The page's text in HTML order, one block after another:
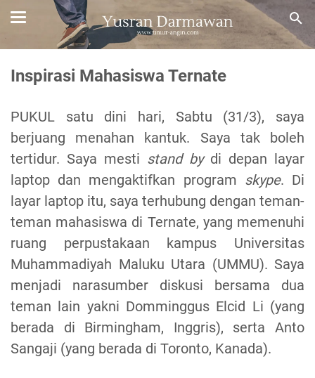
Inspirasi Mahasiswa Ternate
PUKUL satu dini hari, Sabtu (31/3), saya
berjuang menahan kantuk. Saya tak boleh
tertidur. Saya mesti stand bydi depan layar
laptop dan mengaktifkan program skype. Di
layar laptop itu, saya terhubung dengan teman-
teman mahasiswa di Ternate, yang memenuhi
ruang perpustakaan kampus Universitas
Muhammadiyah Maluku Utara (UMMU). Saya
menjadi narasumber diskusi bersama dua
teman lain yakni Domminggus Elcid Li (yang
berada di Birmingham, Inggris), serta Anto
Sangaji (yang berada di Toronto, Kanada).